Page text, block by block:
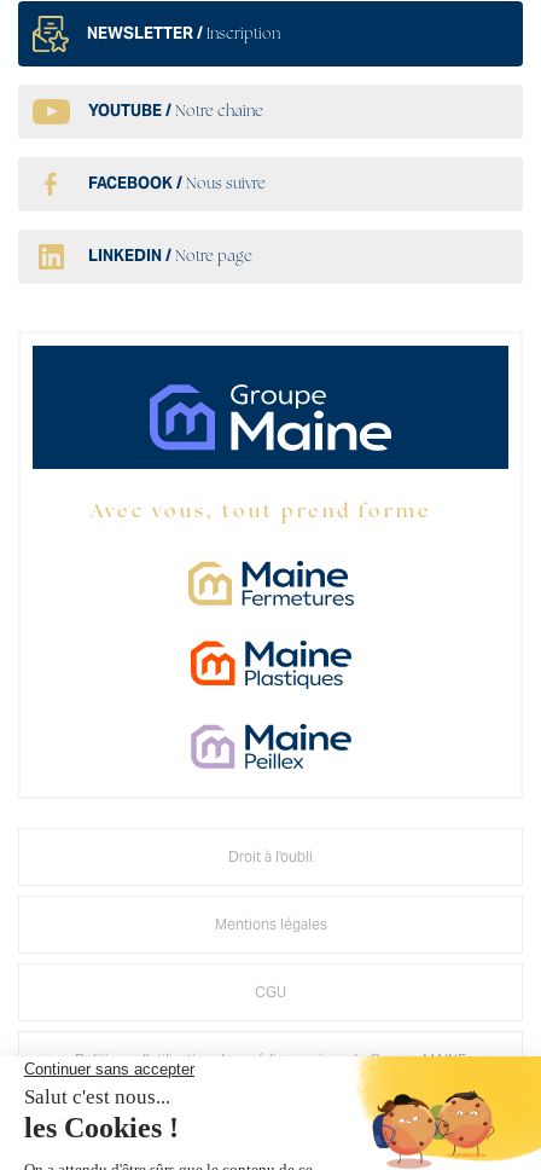
NEWSLETTER / Inscription
YOUTUBE /Notre chaîne
FACEBOOK /Nous suivre
LINKEDIN /Notre page
Avec vous, tout prend forme
Droit à l'oubli
Mentions légales
CGU
Politique d'utilisation des médias sociaux de Groupe MAINE